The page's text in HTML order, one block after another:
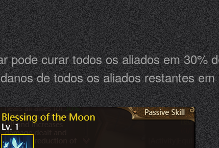
pode curar todos os aliados em 30%
de todos os aliados restantes